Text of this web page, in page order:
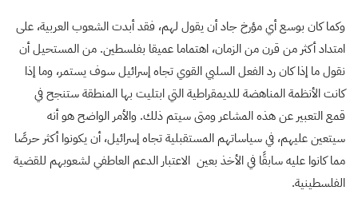
وكما كان بوسع أي مؤرخ جاد أن يقول لهم، فقد أبدت الشعوب العربية، على
امتداد أكثر من قرن من الزمان، اهتماما عميقا بفلسطين. من المستحيل أن
نقول ما إذا كان رد الفعل السلبي القوي تجاه إسرائيل سوف يستمر، وما إذا
كانت الأنظمة المناهضة للديمقراطية التي ابتليت بها المنطقة ستنجح في
قمع التعبير عن هذه المشاعر ومتى سيتم ذلك. والأمر الواضح هو أنه
سيتعين عليهم، في سياساتهم المستقبلية تجاه إسرائيل، أن يكونوا أكثر حرصًا
مما كانوا عليه سابقًا في الأخذ بعين الاعتبار الدعم العاطفي لشعوبهم للقضية
الفلسطينية.